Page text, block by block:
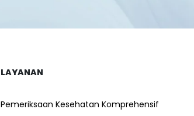
LAYANAN
Pemeriksaan Kesehatan Komprehensif